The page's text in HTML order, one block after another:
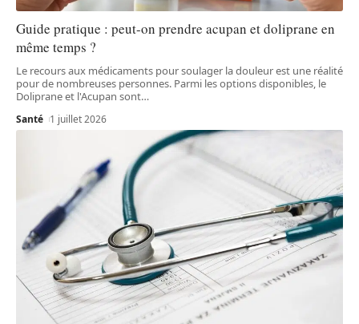
Guide pratique : peut-on prendre acupan et doliprane en
même temps ?
Le recours aux médicaments pour soulager la douleur est une réalité
pour de nombreuses personnes. Parmi les options disponibles, le
Doliprane et l'Acupan sont…
Santé 1 juillet 2026